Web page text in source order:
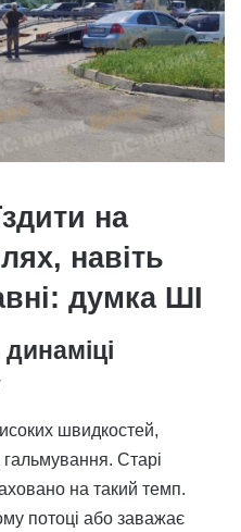
на
навіть
думка ШІ
швидкостей,
гальмування. Старі
на такий темп.
потоці або заважає